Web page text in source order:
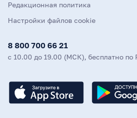
Редакционная политика
Настройки файлов cookie
8 800 700 66 21
с 10.00 до 19.00 (МСК), бесплатно по